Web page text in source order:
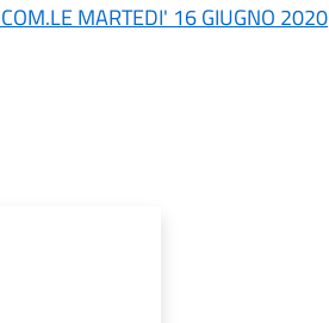
MARTEDI' 16 GIUGNO 2020